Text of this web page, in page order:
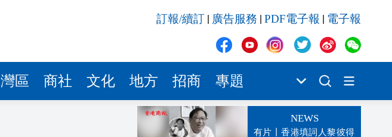
訂報/續訂 廣告服務 PDF電子報 電子報
灣區 商社 文化 地方 招商 專題
NEWS
有片丨香港填詞人黎彼得